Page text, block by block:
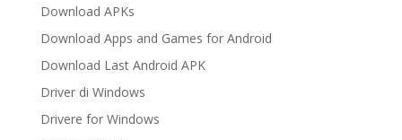
Download APKs
Download Apps and Games for Android
Download Last Android APK
Driver di Windows
Drivere for Windows